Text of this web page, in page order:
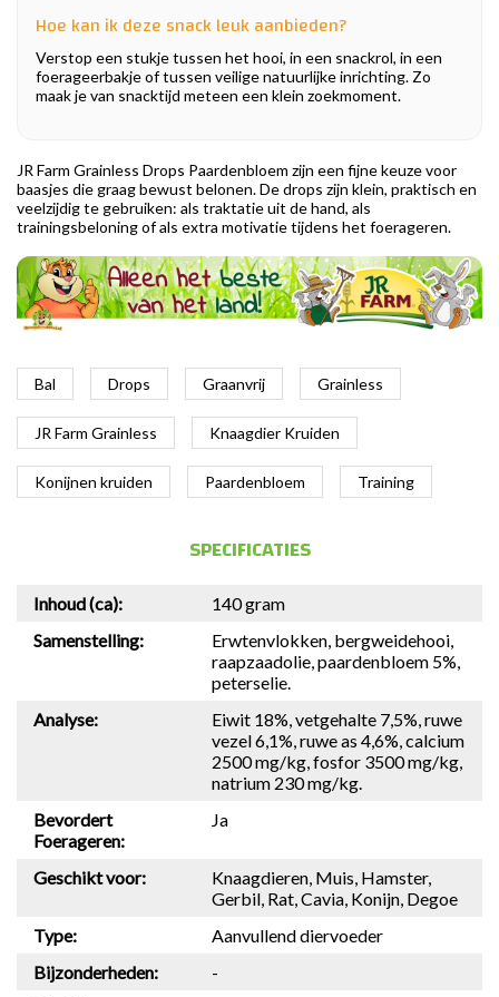
Hoe kan ik deze snack leuk aanbieden?
Verstop een stukje tussen het hooi, in een snackrol, in een
foerageerbakje of tussen veilige natuurlijke inrichting. Zo
maak je van snacktijd meteen een klein zoekmoment.
JR Farm Grainless Drops Paardenbloem zijn een fijne keuze voor
baasjes die graag bewust belonen. De drops zijn klein, praktisch en
veelzijdig te gebruiken: als traktatie uit de hand, als
trainingsbeloning of als extra motivatie tijdens het foerageren.
Bal Drops Graanvrij Grainless
JR Farm Grainless Knaagdier Kruiden
Konijnen kruiden Paardenbloem Training
SPECIFICATIES
Inhoud (ca):
140 gram
Samenstelling:
Erwtenvlokken, bergweidehooi,
raapzaadolie, paardenbloem 5%,
peterselie.
Analyse:
Eiwit 18%, vetgehalte 7,5%, ruwe
vezel 6,1%, ruwe as 4,6%, calcium
2500 mg/kg, fosfor 3500 mg/kg,
natrium 230 mg/kg.
Bevordert
Foerageren:
Ja
Geschikt voor:
Knaagdieren, Muis, Hamster,
Gerbil, Rat, Cavia, Konijn, Degoe
Type:
Aanvullend diervoeder
Bijzonderheden:
-